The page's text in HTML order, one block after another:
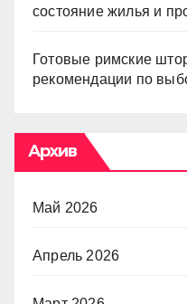
состояние жилья и
Готовые римские
рекомендации по
Архив
Май 2026
Апрель 2026